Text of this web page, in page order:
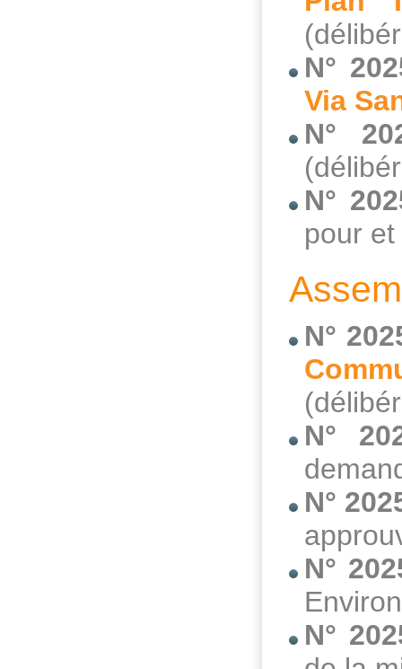
N°
Via
N°
N°
pour
N°
N°
N°
N°
N°